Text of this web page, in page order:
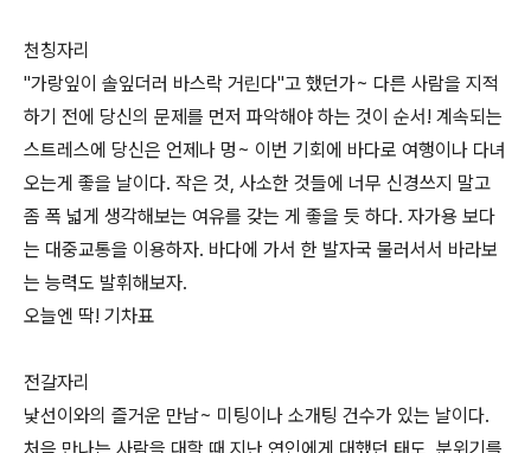
천칭자리
"가랑잎이 솔잎더러 바스락 거린다"고 했던가~ 다른 사람을 지적
하기 전에 당신의 문제를 먼저 파악해야 하는 것이 순서! 계속되는
스트레스에 당신은 언제나 멍~ 이번 기회에 바다로 여행이나 다녀
오는게 좋을 날이다. 작은 것, 사소한 것들에 너무 신경쓰지 말고
좀 폭 넓게 생각해보는 여유를 갖는 게 좋을 듯 하다. 자가용 보다
는 대중교통을 이용하자. 바다에 가서 한 발자국 물러서서 바라보
는 능력도 발휘해보자.
오늘엔 딱! 기차표
전갈자리
낯선이와의 즐거운 만남~ 미팅이나 소개팅 건수가 있는 날이다.